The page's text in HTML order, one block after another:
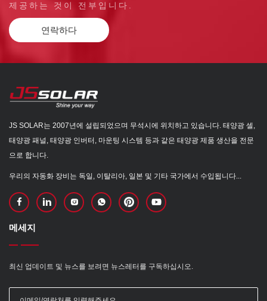
제공하는 것이 전부입니다.
연락하다
JS SOLAR는 2007년에 설립되었으며 무석시에 위치하고 있습니다. 태양광 셀,
태양광 패널, 태양광 인버터, 마운팅 시스템 등과 같은 태양광 제품 생산을 전문
으로 합니다.
우리의 자동화 장비는 독일, 이탈리아, 일본 및 기타 국가에서 수입됩니다...
메세지
최신 업데이트 및 뉴스를 보려면 뉴스레터를 구독하십시오.